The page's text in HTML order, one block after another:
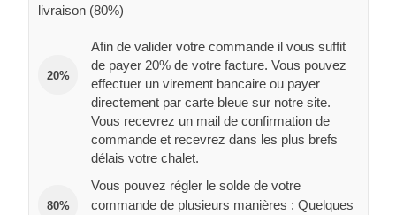
livraison (80%)
20%
Afin de valider votre commande il vous suffit
de payer 20% de votre facture. Vous pouvez
effectuer un virement bancaire ou payer
directement par carte bleue sur notre site.
Vous recevrez un mail de confirmation de
commande et recevrez dans les plus brefs
délais votre chalet.
80%
Vous pouvez régler le solde de votre
commande de plusieurs manières : Quelques